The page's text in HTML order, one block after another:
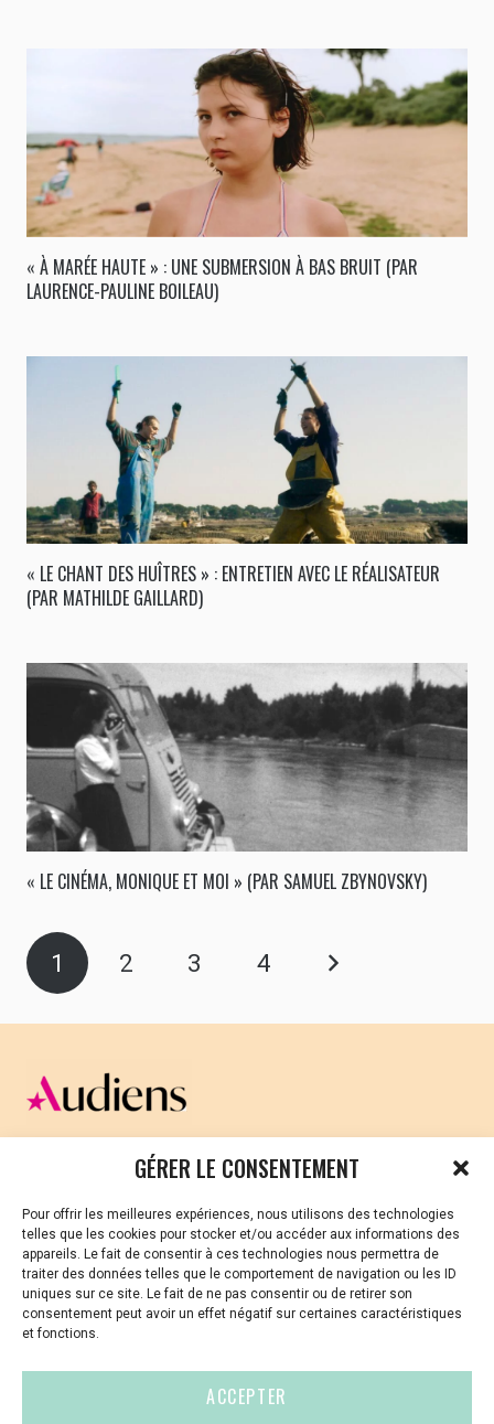
GÉRER LE CONSENTEMENT
Pour offrir les meilleures expériences, nous utilisons des technologies
telles que les cookies pour stocker et/ou accéder aux informations des
appareils. Le fait de consentir à ces technologies nous permettra de
traiter des données telles que le comportement de navigation ou les ID
uniques sur ce site. Le fait de ne pas consentir ou de retirer son
consentement peut avoir un effet négatif sur certaines caractéristiques
et fonctions.
ACCEPTER
« À MARÉE HAUTE » : UNE SUBMERSION À BAS BRUIT (PAR
LAURENCE-PAULINE BOILEAU)
« LE CHANT DES HUÎTRES » : ENTRETIEN AVEC LE RÉALISATEUR
(PAR MATHILDE GAILLARD)
« LE CINÉMA, MONIQUE ET MOI » (PAR SAMUEL ZBYNOVSKY)
1 2 3 4
CELLULE D’ÉCOUTE ET DE SOUTIEN PSYCHOLOGIQUE ET
Vous avez été témoin ou vous êtes victime de VSS ? Ou
vous êtes référent·es harcèlement en besoin de soutien
ou d’informations ?
01 87 20 30 90
violences-sexuelles-culture@audiens.org